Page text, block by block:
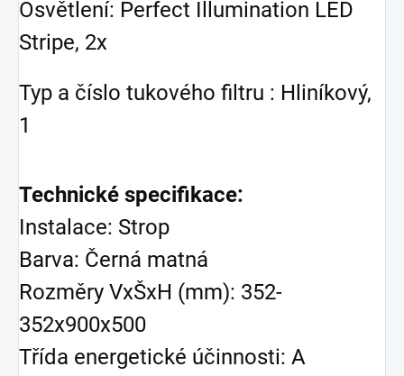
Osvětlení: Perfect Illumination LED
Stripe, 2x
Typ a číslo tukového filtru : Hliníkový,
1
Technické specifikace:
Instalace: Strop
Barva: Černá matná
Rozměry VxŠxH (mm): 352-
352x900x500
Třída energetické účinnosti: A